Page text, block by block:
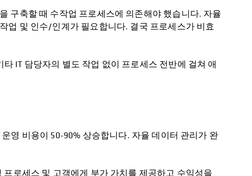
구축할 때 수작업 프로세스에 의존해야 했습니다. 자율
업 및 인수/인계가 필요합니다. 결국 프로세스가 비효
IT 담당자의 별도 작업 없이 프로세스 전반에 걸쳐 애
영 비용이 50-90% 상승합니다. 자율 데이터 관리가 완
로세스 및 고객에게 부가 가치를 제공하고 수익성을